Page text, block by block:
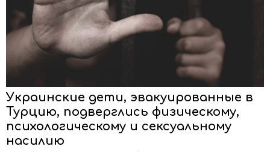
Украинские дети, эвакуированные в
Турцию, подверглись физическому,
психологическому и сексуальному
насилию